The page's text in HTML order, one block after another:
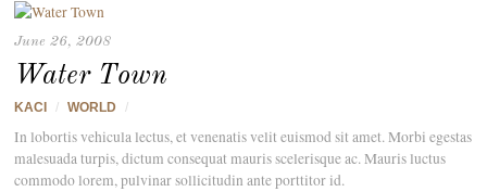
June 26, 2008
Water Town
KACI / WORLD /
In lobortis vehicula lectus, et venenatis velit euismod sit amet. Morbi egestas
malesuada turpis, dictum consequat mauris scelerisque ac. Mauris luctus
commodo lorem, pulvinar sollicitudin ante porttitor id.